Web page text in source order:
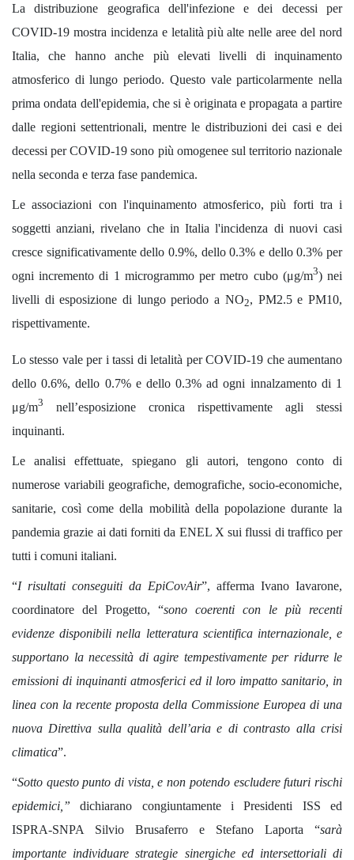
La distribuzione geografica dell'infezione e dei decessi per
COVID-19 mostra incidenza e letalità più alte nelle aree del nord
Italia, che hanno anche più elevati livelli di inquinamento
atmosferico di lungo periodo. Questo vale particolarmente nella
prima ondata dell'epidemia, che si è originata e propagata a partire
dalle regioni settentrionali, mentre le distribuzioni dei casi e dei
decessi per COVID-19 sono più omogenee sul territorio nazionale
nella seconda e terza fase pandemica.
Le associazioni con l'inquinamento atmosferico, più forti tra i
soggetti anziani, rivelano che in Italia l'incidenza di nuovi casi
cresce significativamente dello 0.9%, dello 0.3% e dello 0.3% per
ogni incremento di 1 microgrammo per metro cubo (μg/m3) nei
livelli di esposizione di lungo periodo a NO2, PM2.5 e PM10,
rispettivamente.
Lo stesso vale per i tassi di letalità per COVID-19 che aumentano
dello 0.6%, dello 0.7% e dello 0.3% ad ogni innalzamento di 1
μg/m3
nell’esposizione cronica rispettivamente agli stessi
inquinanti.
Le analisi effettuate, spiegano gli autori, tengono conto di
numerose variabili geografiche, demografiche, socio-economiche,
sanitarie, così come della mobilità della popolazione durante la
pandemia grazie ai dati forniti da ENEL X sui flussi di traffico per
tutti i comuni italiani.
“I risultati conseguiti da EpiCovAir”, afferma Ivano Iavarone,
coordinatore del Progetto, “sono coerenti con le più recenti
evidenze disponibili nella letteratura scientifica internazionale, e
supportano la necessità di agire tempestivamente per ridurre le
emissioni di inquinanti atmosferici ed il loro impatto sanitario, in
linea con la recente proposta della Commissione Europea di una
nuova Direttiva sulla qualità dell’aria e di contrasto alla crisi
climatica”.
“Sotto questo punto di vista, e non potendo escludere futuri rischi
epidemici,” dichiarano congiuntamente i Presidenti ISS ed
ISPRA-SNPA Silvio Brusaferro e Stefano Laporta “sarà
importante individuare strategie sinergiche ed intersettoriali di